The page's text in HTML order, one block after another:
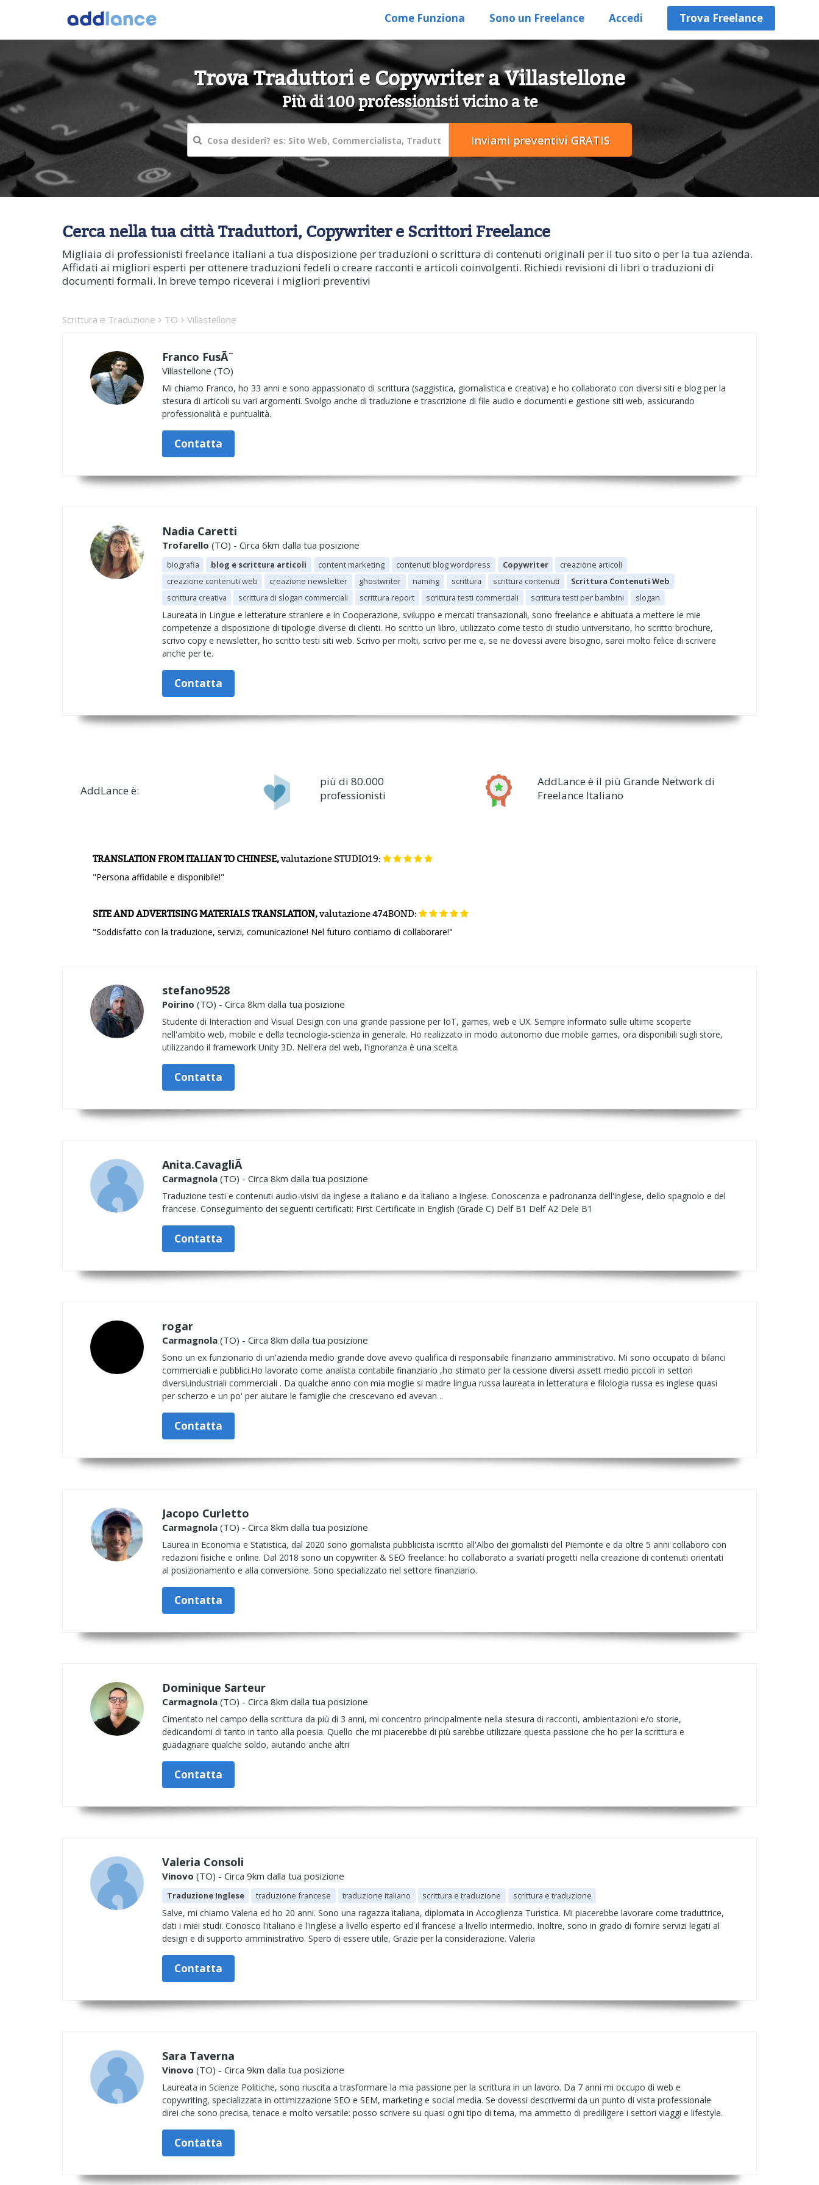
Come Funziona Sono un Freelance Accedi Trova Freelance
Trova Traduttori e Copywriter a Villastellone
Più di 100 professionisti vicino a te
Cerca nella tua città Traduttori, Copywriter e Scrittori Freelance
Migliaia di professionisti freelance italiani a tua disposizione per traduzioni o scrittura di contenuti originali per il tuo sito o per la tua azienda.
Affidati ai migliori esperti per ottenere traduzioni fedeli o creare racconti e articoli coinvolgenti. Richiedi revisioni di libri o traduzioni di
documenti formali. In breve tempo riceverai i migliori preventivi
Scrittura e Traduzione TO Villastellone
Franco FusÃ¨
Villastellone (TO)
Mi chiamo Franco, ho 33 anni e sono appassionato di scrittura (saggistica, giornalistica e creativa) e ho collaborato con diversi siti e blog per la
stesura di articoli su vari argomenti. Svolgo anche di traduzione e trascrizione di file audio e documenti e gestione siti web, assicurando
professionalità e puntualità.
Contatta
Nadia Caretti
Trofarello (TO) - Circa 6km dalla tua posizione
biografia blog e scrittura articoli content marketing contenuti blog wordpress Copywriter
creazione articoli
creazione contenuti web
creazione newsletter ghostwriter naming scrittura scrittura contenuti
Scrittura Contenuti Web
scrittura creativa
scrittura di slogan commerciali scrittura report scrittura testi commerciali scrittura testi per bambini slogan
Laureata in Lingue e letterature straniere e in Cooperazione, sviluppo e mercati transazionali, sono freelance e abituata a mettere le mie
competenze a disposizione di tipologie diverse di clienti. Ho scritto un libro, utilizzato come testo di studio universitario, ho scritto brochure,
scrivo copy e newsletter, ho scritto testi siti web. Scrivo per molti, scrivo per me e, se ne dovessi avere bisogno, sarei molto felice di scrivere
anche per te.
Contatta
AddLance è:
più di 80.000
professionisti
AddLance è il più Grande Network di
Freelance Italiano
TRANSLATION FROM ITALIAN TO CHINESE,valutazioneSTUDIO19:
"Persona affidabile e disponibile!"
SITE AND ADVERTISING MATERIALS TRANSLATION,valutazione474BOND:
"Soddisfatto con la traduzione, servizi, comunicazione! Nel futuro contiamo di collaborare!"
stefano9528
Poirino (TO) - Circa 8km dalla tua posizione
Studente di Interaction and Visual Design con una grande passione per IoT, games, web e UX. Sempre informato sulle ultime scoperte
nell'ambito web, mobile e della tecnologia-scienza in generale. Ho realizzato in modo autonomo due mobile games, ora disponibili sugli store,
utilizzando il framework Unity 3D. Nell'era del web, l'ignoranza è una scelta.
Contatta
Anita.CavagliÃ
Carmagnola (TO) - Circa 8km dalla tua posizione
Traduzione testi e contenuti audio-visivi da inglese a italiano e da italiano a inglese. Conoscenza e padronanza dell'inglese, dello spagnolo e del
francese. Conseguimento dei seguenti certificati: First Certificate in English (Grade C) Delf B1 Delf A2 Dele B1
Contatta
rogar
Carmagnola (TO) - Circa 8km dalla tua posizione
Sono un ex funzionario di un'azienda medio grande dove avevo qualifica di responsabile finanziario amministrativo. Mi sono occupato di bilanci
commerciali e pubblici.Ho lavorato come analista contabile finanziario ,ho stimato per la cessione diversi assett medio piccoli in settori
diversi,industriali commerciali . Da qualche anno con mia moglie si madre lingua russa laureata in letteratura e filologia russa es inglese quasi
per scherzo e un po' per aiutare le famiglie che crescevano ed avevan ..
Contatta
Jacopo Curletto
Carmagnola (TO) - Circa 8km dalla tua posizione
Laurea in Economia e Statistica, dal 2020 sono giornalista pubblicista iscritto all'Albo dei giornalisti del Piemonte e da oltre 5 anni collaboro con
redazioni fisiche e online. Dal 2018 sono un copywriter & SEO freelance: ho collaborato a svariati progetti nella creazione di contenuti orientati
al posizionamento e alla conversione. Sono specializzato nel settore finanziario.
Contatta
Dominique Sarteur
Carmagnola (TO) - Circa 8km dalla tua posizione
Cimentato nel campo della scrittura da più di 3 anni, mi concentro principalmente nella stesura di racconti, ambientazioni e/o storie,
dedicandomi di tanto in tanto alla poesia. Quello che mi piacerebbe di più sarebbe utilizzare questa passione che ho per la scrittura e
guadagnare qualche soldo, aiutando anche altri
Contatta
Valeria Consoli
Vinovo (TO) - Circa 9km dalla tua posizione
Traduzione Inglese traduzione francese traduzione italiano scrittura e traduzione scrittura e traduzione
Salve, mi chiamo Valeria ed ho 20 anni. Sono una ragazza italiana, diplomata in Accoglienza Turistica. Mi piacerebbe lavorare come traduttrice,
dati i miei studi. Conosco l'italiano e l'inglese a livello esperto ed il francese a livello intermedio. Inoltre, sono in grado di fornire servizi legati al
design e di supporto amministrativo. Spero di essere utile, Grazie per la considerazione. Valeria
Contatta
Sara Taverna
Vinovo (TO) - Circa 9km dalla tua posizione
Laureata in Scienze Politiche, sono riuscita a trasformare la mia passione per la scrittura in un lavoro. Da 7 anni mi occupo di web e
copywriting, specializzata in ottimizzazione SEO e SEM, marketing e social media. Se dovessi descrivermi da un punto di vista professionale
direi che sono precisa, tenace e molto versatile: posso scrivere su quasi ogni tipo di tema, ma ammetto di prediligere i settori viaggi e lifestyle.
Contatta